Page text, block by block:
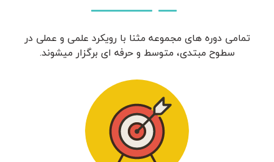
تمامی دوره های مجموعه مثنا با رویکرد علمی و عملی در
سطوح مبتدی، متوسط و حرفه ای برگزار میشوند.